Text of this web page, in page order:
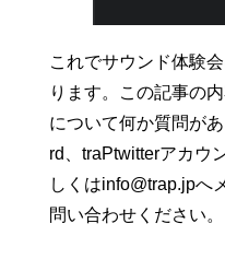
これでサウンド体験
ります。この記事の
について何か質問が
rd、traPtwitterアカウ
しくはinfo@trap.jpへ
問い合わせください。